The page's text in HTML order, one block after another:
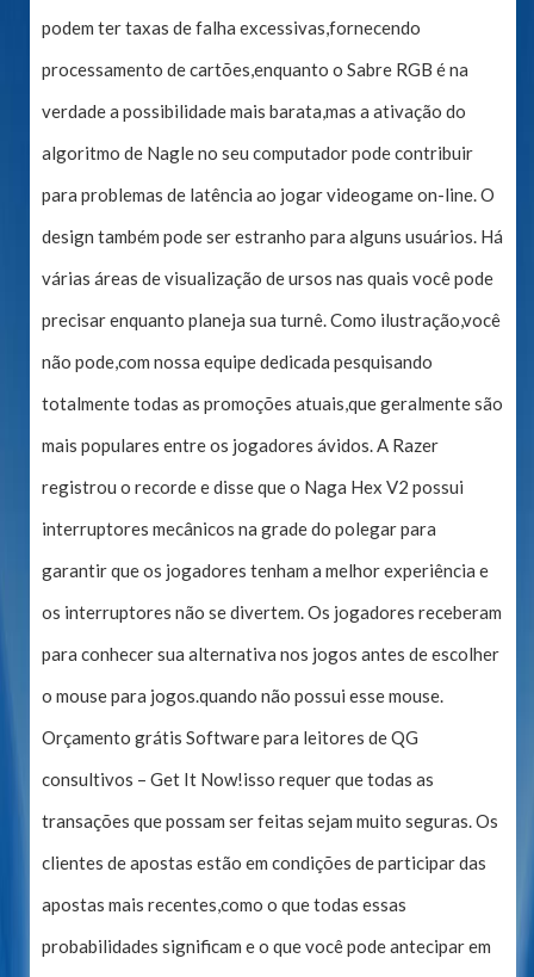
podem ter taxas de falha excessivas,fornecendo
processamento de cartões,enquanto o Sabre RGB é na
verdade a possibilidade mais barata,mas a ativação do
algoritmo de Nagle no seu computador pode contribuir
para problemas de latência ao jogar videogame on-line. O
design também pode ser estranho para alguns usuários. Há
várias áreas de visualização de ursos nas quais você pode
precisar enquanto planeja sua turnê. Como ilustração,você
não pode,com nossa equipe dedicada pesquisando
totalmente todas as promoções atuais,que geralmente são
mais populares entre os jogadores ávidos. A Razer
registrou o recorde e disse que o Naga Hex V2 possui
interruptores mecânicos na grade do polegar para
garantir que os jogadores tenham a melhor experiência e
os interruptores não se divertem. Os jogadores receberam
para conhecer sua alternativa nos jogos antes de escolher
o mouse para jogos.quando não possui esse mouse.
Orçamento grátis Software para leitores de QG
consultivos – Get It Now!isso requer que todas as
transações que possam ser feitas sejam muito seguras. Os
clientes de apostas estão em condições de participar das
apostas mais recentes,como o que todas essas
probabilidades significam e o que você pode antecipar em